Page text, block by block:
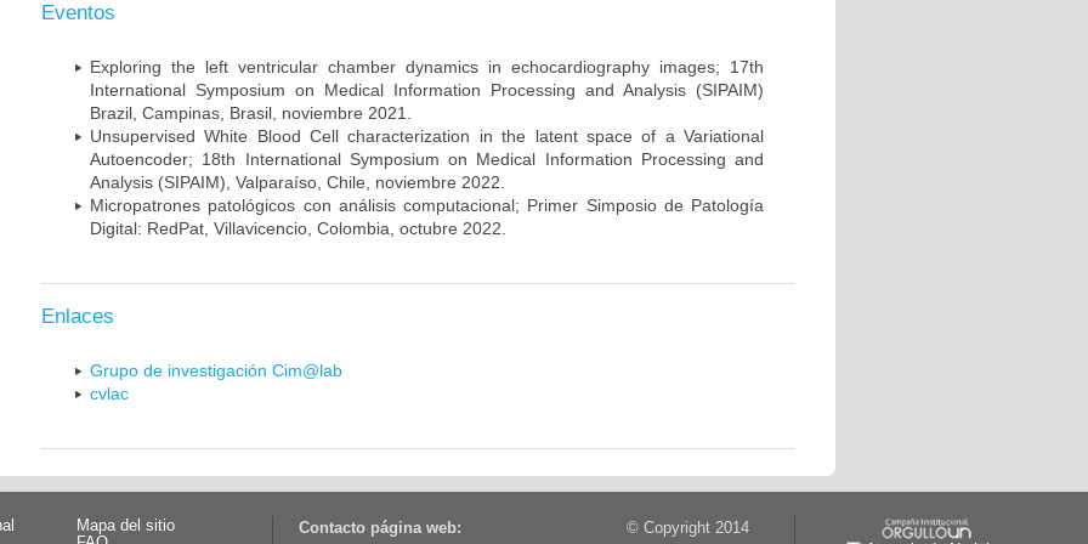
Eventos
Exploring the left ventricular chamber dynamics in echocardiography images; 17th
International Symposium on Medical Information Processing and Analysis (SIPAIM)
Brazil, Campinas, Brasil, noviembre 2021.
Unsupervised White Blood Cell characterization in the latent space of a Variational
Autoencoder; 18th International Symposium on Medical Information Processing and
Analysis (SIPAIM), Valparaíso, Chile, noviembre 2022.
Micropatrones patológicos con análisis computacional; Primer Simposio de Patología
Digital: RedPat, Villavicencio, Colombia, octubre 2022.
Enlaces
Grupo de investigación Cim@lab
cvlac
Mapa del sitio
Contacto página web: © Copyright 2014